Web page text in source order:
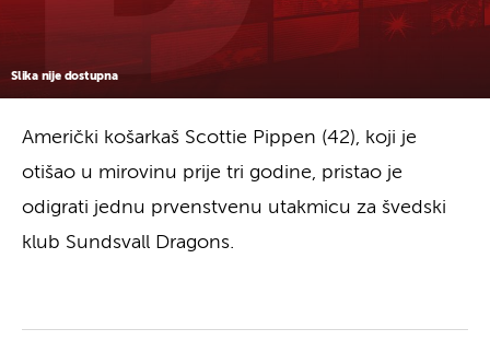
Slika nije dostupna
Američki košarkaš Scottie Pippen (42), koji je
otišao u mirovinu prije tri godine, pristao je
odigrati jednu prvenstvenu utakmicu za švedski
klub Sundsvall Dragons.